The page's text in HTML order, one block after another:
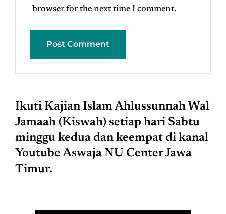
browser for the next time I comment.
Ikuti Kajian Islam Ahlussunnah Wal
Jamaah (Kiswah) setiap hari Sabtu
minggu kedua dan keempat di kanal
Youtube Aswaja NU Center Jawa
Timur.